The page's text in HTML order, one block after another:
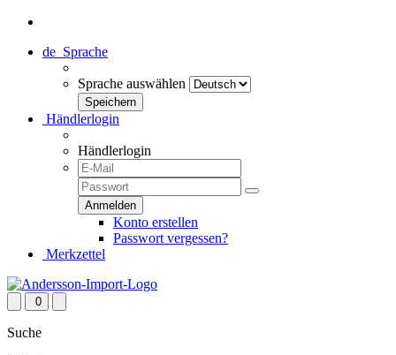
de Sprache
Sprache auswählen
Händlerlogin
Händlerlogin
Konto erstellen
Passwort vergessen?
Merkzettel
0
Suche